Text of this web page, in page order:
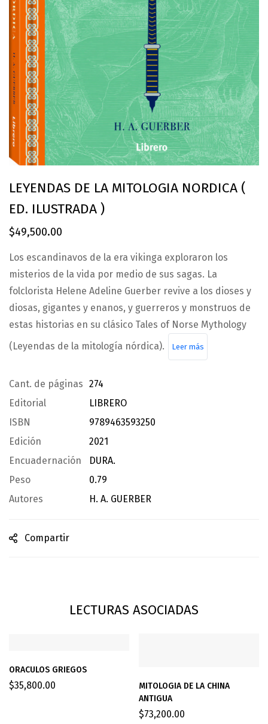
LEYENDAS DE LA MITOLOGIA NORDICA (
ED. ILUSTRADA )
$49,500.00
Los escandinavos de la era vikinga exploraron los
misterios de la vida por medio de sus sagas. La
folclorista Helene Adeline Guerber revive a los dioses y
diosas, gigantes y enanos, y guerreros y monstruos de
estas historias en su clásico Tales of Norse Mythology
(Leyendas de la mitología nórdica).
Leer más
Cant. de páginas 274
Editorial
LIBRERO
ISBN
9789463593250
Edición
2021
Encuadernación
DURA.
Peso
0.79
Autores
H. A. GUERBER
Compartir
LECTURAS ASOCIADAS
ORACULOS GRIEGOS
$35,800.00
MITOLOGIA DE LA CHINA
ANTIGUA
$73,200.00